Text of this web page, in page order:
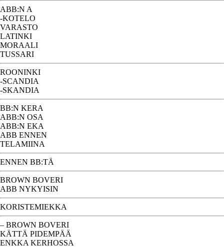
ABB:N A
-KOTELO
VARASTO
LATINKI
MORAALI
TUSSARI
ROONINKI
-SCANDIA
-SKANDIA
BB:N KERA
ABB:N OSA
ABB:N EKA
ABB ENNEN
TELAMIINA
ENNEN BB:TÄ
BROWN BOVERI
ABB NYKYISIN
KORISTEMIEKKA
– BROWN BOVERI
KÄTTÄ PIDEMPÄÄ
ENKKA KERHOSSA